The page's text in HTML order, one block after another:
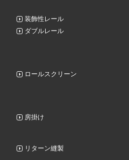
装飾性レール
ダブルレール
ロールスクリーン
房掛け
リターン縫製